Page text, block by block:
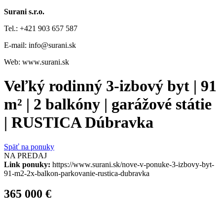
Surani s.r.o.
Tel.: +421 903 657 587
E-mail: info@surani.sk
Web: www.surani.sk
Veľký rodinný 3-izbový byt | 91
m² | 2 balkóny | garážové státie
| RUSTICA Dúbravka
Späť na ponuky
NA PREDAJ
Link ponuky: https://www.surani.sk/nove-v-ponuke-3-izbovy-byt-
91-m2-2x-balkon-parkovanie-rustica-dubravka
365 000 €